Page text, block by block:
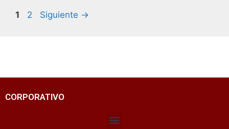
1 2 Siguiente →
CORPORATIVO